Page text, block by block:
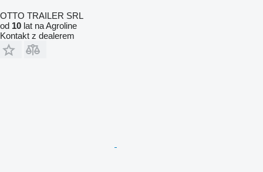
OTTO TRAILER SRL
od 10 lat na Agroline
Kontakt z dealerem